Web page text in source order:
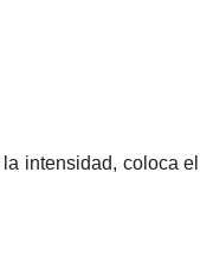
intensidad, coloca